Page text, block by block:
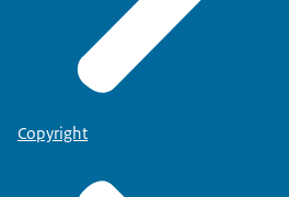
Copyright